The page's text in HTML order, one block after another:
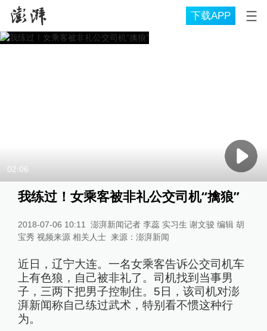
下载APP
02:06
我练过！女乘客被非礼公交司机“擒狼”
2018-07-06 10:11
澎湃新闻记者 李蕊 实习生 谢文骏 编辑 胡
宝秀 视频来源 相关人士 来源： 澎湃新闻
近日，辽宁大连。一名女乘客告诉公交司机车
上有色狼，自己被非礼了。司机找到当事男
子，三两下把男子控制住。5日，该司机对澎
湃新闻称自己练过武术，特别看不惯这种行
为。